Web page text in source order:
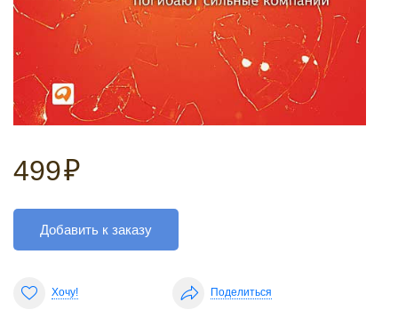
499₽
Добавить к заказу
Хочу! Поделиться